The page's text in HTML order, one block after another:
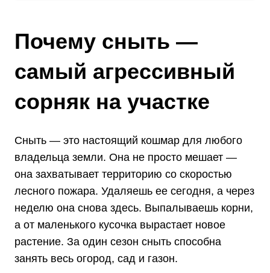
Почему сныть —
самый агрессивный
сорняк на участке
Сныть — это настоящий кошмар для любого
владельца земли. Она не просто мешает —
она захватывает территорию со скоростью
лесного пожара. Удаляешь ее сегодня, а через
неделю она снова здесь. Выпалываешь корни,
а от маленького кусочка вырастает новое
растение. За один сезон сныть способна
занять весь огород, сад и газон.